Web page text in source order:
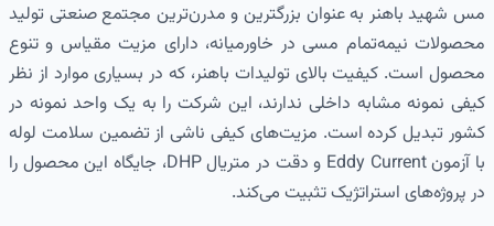
مس شهید باهنر به عنوان بزرگترین و مدرن‌ترین مجتمع صنعتی تولید
محصولات نیمه‌تمام مسی در خاورمیانه، دارای مزیت مقیاس و تنوع
محصول است. کیفیت بالای تولیدات باهنر، که در بسیاری موارد از نظر
کیفی نمونه مشابه داخلی ندارند، این شرکت را به یک واحد نمونه در
کشور تبدیل کرده است. مزیت‌های کیفی ناشی از تضمین سلامت لوله
با آزمون Eddy Current و دقت در متریال DHP، جایگاه این محصول را
در پروژه‌های استراتژیک تثبیت می‌کند.